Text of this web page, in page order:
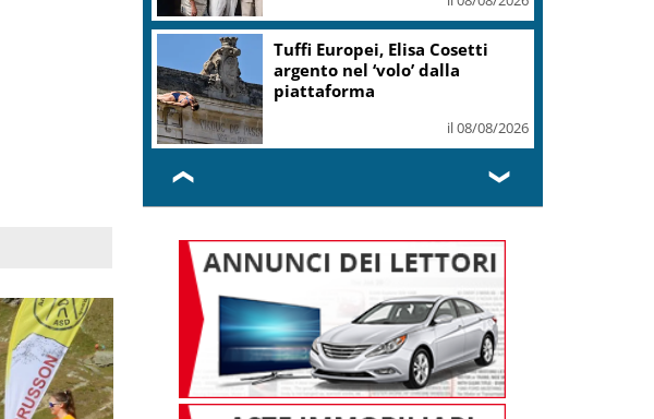
Oggi Giornata mondiale del
gatto: l’animale che ci ha
addomesticati
il 08/08/2026
❮ ❯